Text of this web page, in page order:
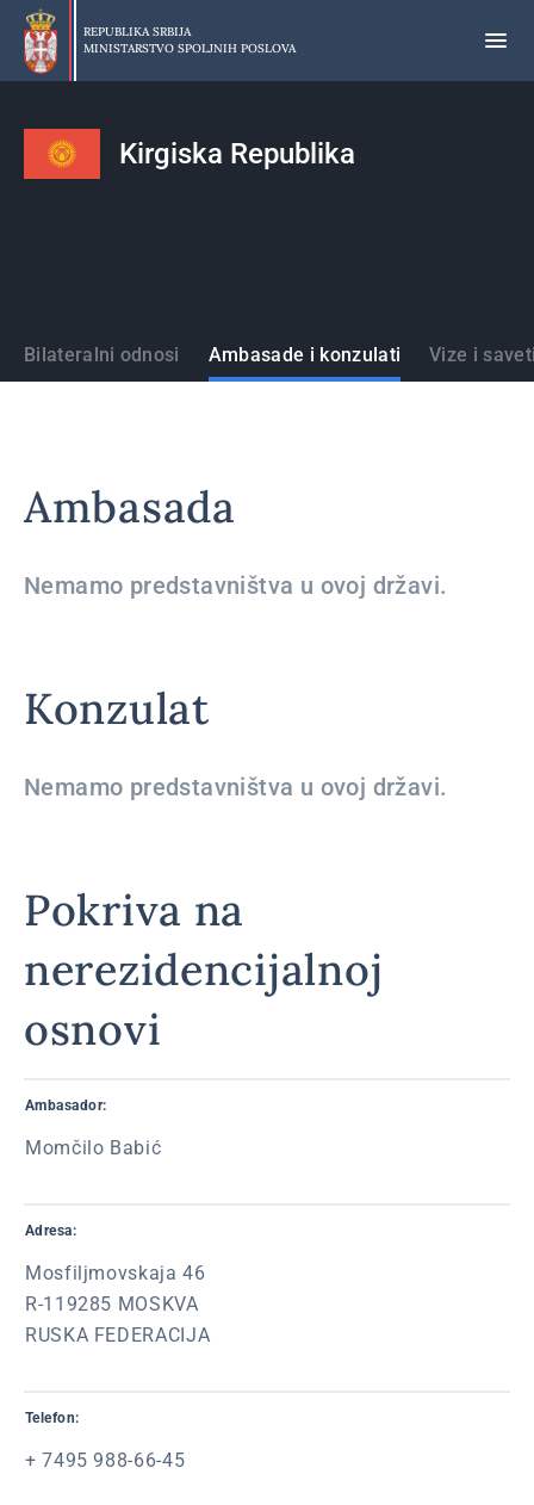
Preskoči
glavni
deo
REPUBLIKA SRBIJA
MINISTARSTVO SPOLJNIH POSLOVA
Kirgiska Republika
Države
Bilateralni odnosi Ambasade i konzulati Vize i
Ambasada
Nemamo predstavništva u ovoj državi.
Konzulat
Nemamo predstavništva u ovoj državi.
Pokriva na
nerezidencijalnoj
osnovi
Ambasador:
Momčilo Babić
Adresa:
Mosfiljmovskaja 46
R-119285 MOSKVA
RUSKA FEDERACIJA
Telefon:
+ 7495 988-66-45